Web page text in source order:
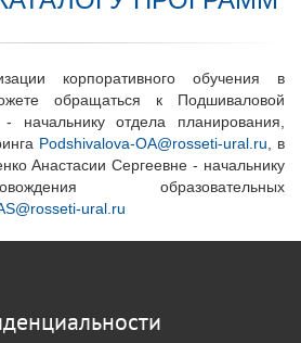
корпоративного обучения в
обращаться к Подшиваловой
начальнику отдела планирования,
Podshivalova-OA@rosseti-ural.ru , в
Анастасии Сергеевне - начальнику
образовательных
ural.ru